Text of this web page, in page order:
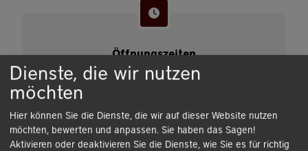
Öffnungszeiten
dienstags zusätzlich 14:00 - 18:00 Uhr oder nach
Vereinbarung
Dienste, die wir nutzen
möchten
Hier können Sie die Dienste, die wir auf dieser Website nutzen
möchten, bewerten und anpassen. Sie haben das Sagen!
Aktivieren oder deaktivieren Sie die Dienste, wie Sie es für richtig